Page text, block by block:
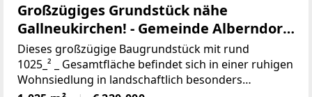
Großzügiges Grundstück nähe
Gallneukirchen! - Gemeinde Alberndorf
in der Riedmark (GST 2443/1)
Dieses großzügige Baugrundstück mit rund
1025_² _ Gesamtfläche befindet sich in einer ruhigen
Wohnsiedlung in landschaftlich besonders